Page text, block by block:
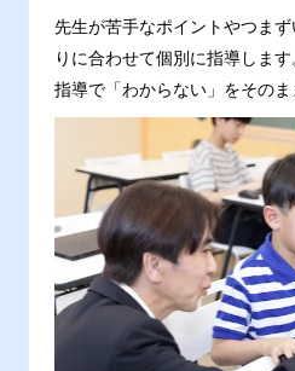
先生が苦手なポイントやつま
りに合わせて個別に指導しま
指導で「わからない」をそのま